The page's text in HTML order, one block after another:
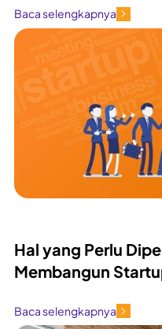
Baca selengkapnya
Hal yang Perlu
Membangun
Baca selengkapnya